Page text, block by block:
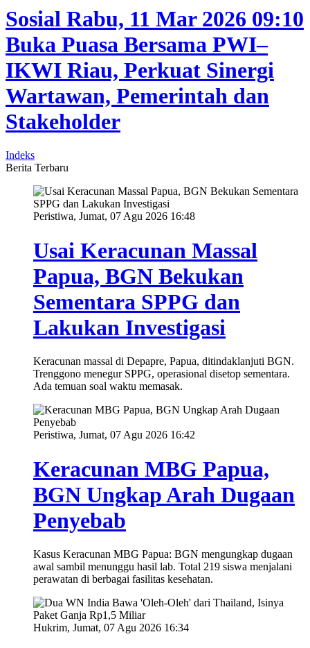
Sosial Rabu, 11 Mar 2026 09:10
Buka Puasa Bersama PWI–
IKWI Riau, Perkuat Sinergi
Wartawan, Pemerintah dan
Stakeholder
Indeks
Berita Terbaru
Peristiwa, Jumat, 07 Agu 2026 16:48
Usai Keracunan Massal
Papua, BGN Bekukan
Sementara SPPG dan
Lakukan Investigasi
Keracunan massal di Depapre, Papua, ditindaklanjuti BGN.
Trenggono menegur SPPG, operasional disetop sementara.
Ada temuan soal waktu memasak.
Peristiwa, Jumat, 07 Agu 2026 16:42
Keracunan MBG Papua,
BGN Ungkap Arah Dugaan
Penyebab
Kasus Keracunan MBG Papua: BGN mengungkap dugaan
awal sambil menunggu hasil lab. Total 219 siswa menjalani
perawatan di berbagai fasilitas kesehatan.
Hukrim, Jumat, 07 Agu 2026 16:34